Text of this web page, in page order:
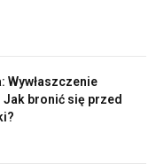
Wywłaszczenie
bronić się przed